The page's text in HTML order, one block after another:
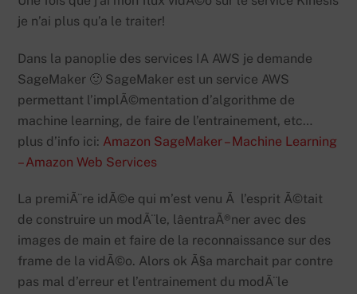
je n’ai plus qu’a le traiter!
Dans la panoplie des services IA AWS je demande
SageMaker 🙂 SageMaker est un service AWS
permettant l’implÃ©mentation d’algorithme de
machine learning, de faire de l’entrainement, etc…
plus d’info ici: Amazon SageMaker – Machine Learning
– Amazon Web Services
La premiÃ¨re idÃ©e qui m’est venu Ã l’esprit Ã©tait
de construire un modÃ¨le, lâentraÃ®ner avec des
images de main et faire de la reconnaissance sur des
frame de la vidÃ©o. Alors ok Ã§a marchait par contre
pas mal d’erreur et l’entrainement du modÃ¨le